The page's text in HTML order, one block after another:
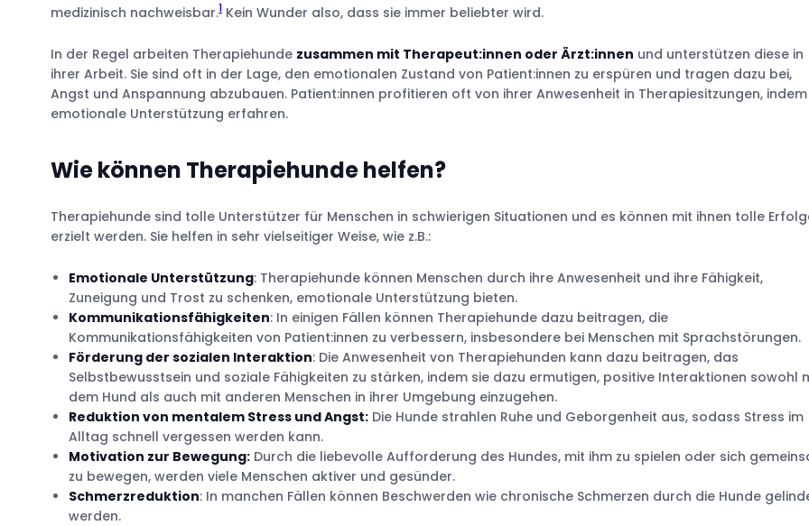
Golden Retriever
Labrador Retriever
Deutscher Schäferhund
medizinisch nachweisbar.1 Kein Wunder also, dass sie immer beliebter wird.
In der Regel arbeiten Therapiehunde zusammen mit Therapeut:innen oder Ärzt:innen und unterstützen diese in
ihrer Arbeit. Sie sind oft in der Lage, den emotionalen Zustand von Patient:innen zu erspüren und tragen dazu bei,
Angst und Anspannung abzubauen. Patient:innen profitieren oft von ihrer Anwesenheit in Therapiesitzungen,
emotionale Unterstützung erfahren.
Wie können Therapiehunde helfen?
Therapiehunde sind tolle Unterstützer für Menschen in schwierigen Situationen und es können mit ihnen tolle
erzielt werden. Sie helfen in sehr vielseitiger Weise, wie z.B.:
Emotionale Unterstützung: Therapiehunde können Menschen durch ihre Anwesenheit und ihre Fähigkeit,
Zuneigung und Trost zu schenken, emotionale Unterstützung bieten.
Kommunikationsfähigkeiten: In einigen Fällen können Therapiehunde dazu beitragen, die
Kommunikationsfähigkeiten von Patient:innen zu verbessern, insbesondere bei Menschen mit Sprachstörungen.
Förderung der sozialen Interaktion: Die Anwesenheit von Therapiehunden kann dazu beitragen, das
Selbstbewusstsein und soziale Fähigkeiten zu stärken, indem sie dazu ermutigen, positive Interaktionen sowohl
dem Hund als auch mit anderen Menschen in ihrer Umgebung einzugehen.
Reduktion von mentalem Stress und Angst: Die Hunde strahlen Ruhe und Geborgenheit aus, sodass Stress im
Alltag schnell vergessen werden kann.
Motivation zur Bewegung: Durch die liebevolle Aufforderung des Hundes, mit ihm zu spielen oder sich
zu bewegen, werden viele Menschen aktiver und gesünder.
Schmerzreduktion: In manchen Fällen können Beschwerden wie chronische Schmerzen durch die Hunde
werden.